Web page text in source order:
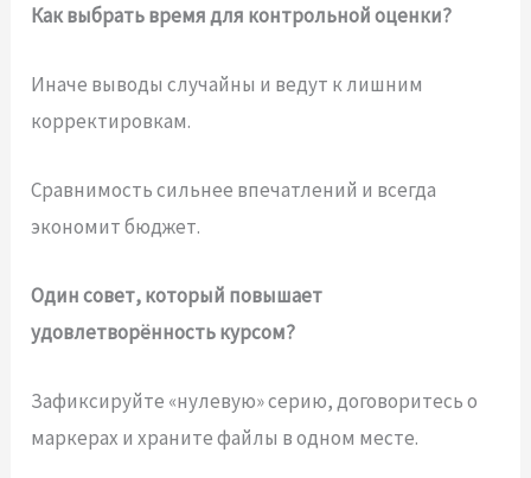
Как выбрать время для контрольной оценки?
Иначе выводы случайны и ведут к лишним
корректировкам.
Сравнимость сильнее впечатлений и всегда
экономит бюджет.
Один совет, который повышает
удовлетворённость курсом?
Зафиксируйте «нулевую» серию, договоритесь о
маркерах и храните файлы в одном месте.